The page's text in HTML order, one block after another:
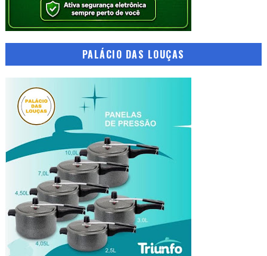
PALÁCIO DAS LOUÇAS